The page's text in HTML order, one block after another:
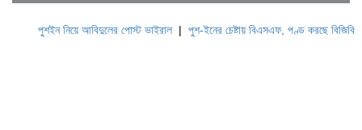
নিয়ে আবিদুলের পোস্ট ভাইরাল| পুশ-ইনের চেষ্টায় বিএসএফ, পণ্ড করছে বিজিবি|